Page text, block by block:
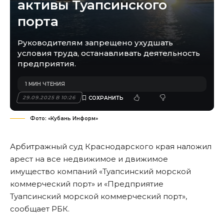
активы Туапсинского
порта
Руководителям запрещено ухудшать
условия труда, останавливать деятельность
предприятия.
29.09.2025 В 10:26
1 МИН ЧТЕНИЯ
Фото: «Кубань Информ»
Арбитражный суд Краснодарского края наложил
арест на все недвижимое и движимое
имущество компаний «Туапсинский морской
коммерческий порт» и «Предприятие
Туапсинский морской коммерческий порт»,
сообщает РБК.